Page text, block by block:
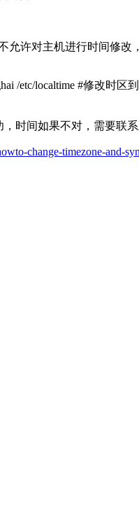
允许对主机进行时间修改
/etc/localtime #修改时区
时间如果不对，需要联
change-timezone-and-